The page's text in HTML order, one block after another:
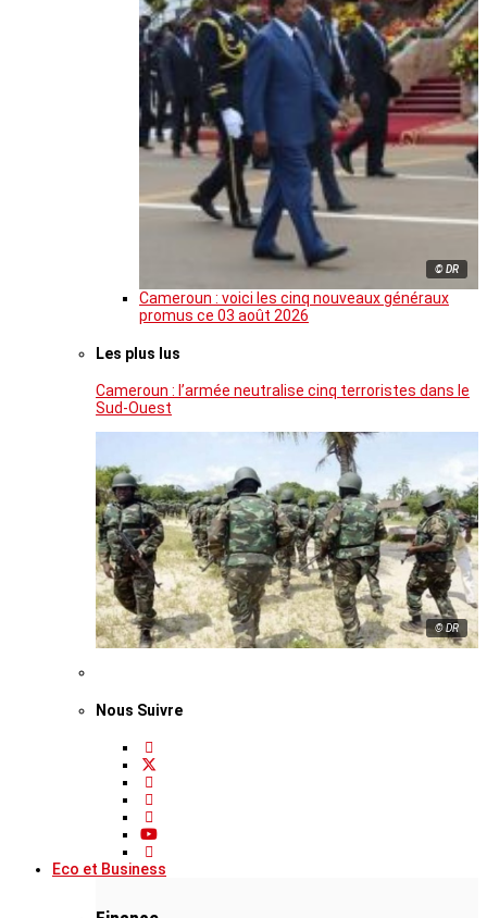
© DR
Cameroun : voici les cinq nouveaux généraux
promus ce 03 août 2026
Les plus lus
Cameroun : l’armée neutralise cinq terroristes dans le
Sud-Ouest
© DR
Nous Suivre
Eco et Business